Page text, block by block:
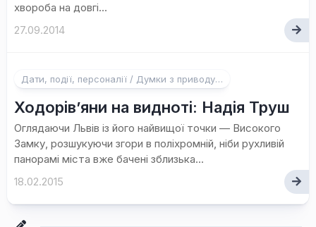
хвороба на довгі...
27.09.2014
Дати, події, персоналії / Думки з приводу…
Ходорів’яни на видноті: Надія Труш
Оглядаючи Львів із його найвищої точки — Високого
Замку, розшукуючи згори в поліхромній, ніби рухливій
панорамі міста вже бачені зблизька...
18.02.2015